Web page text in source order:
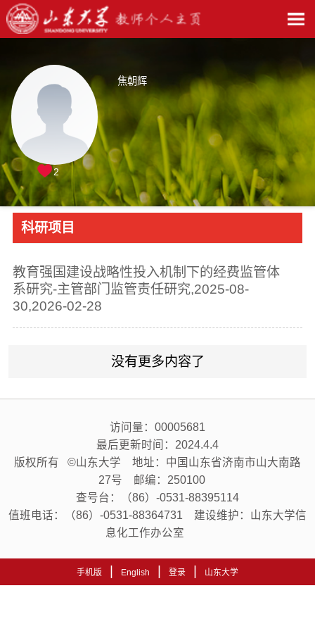
焦朝辉
2
科研项目
教育强国建设战略性投入机制下的经费监管体
系研究-主管部门监管责任研究,2025-08-
30,2026-02-28
没有更多内容了
访问量： 00005681
最后更新时间： 2024.4.4
版权所有 ©山东大学 地址：中国山东省济南市山大南路
27号 邮编：250100
查号台：（86）-0531-88395114
值班电话：（86）-0531-88364731 建设维护：山东大学信
息化工作办公室
手机版 | English | 登录 | 山东大学